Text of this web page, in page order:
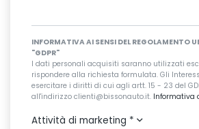
INFORMATIVA AI SENSI DEL REGOLAMENTO
"GDPR"
I dati personali acquisiti saranno utilizzati
rispondere alla richiesta formulata. Gli
esercitare i diritti di cui agli artt. 15 - 23 del
all'indirizzo clienti@bissonauto.it. Informativa
Attività di marketing *